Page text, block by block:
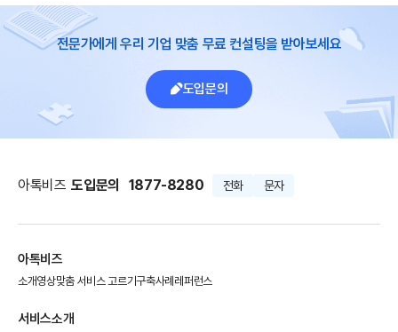
전문가에게 우리 기업 맞춤 무료 컨설팅을 받아보세요
도입문의
아톡비즈 도입문의 1877-8280 전화 문자
아톡비즈
소개영상맞춤 서비스 고르기구축사례레퍼런스
서비스소개